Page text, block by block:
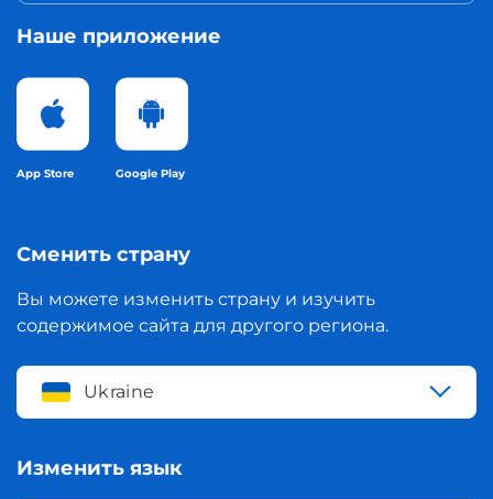
Наше приложение
App Store Google Play
Сменить страну
Вы можете изменить страну и изучить
содержимое сайта для другого региона.
Ukraine
Изменить язык